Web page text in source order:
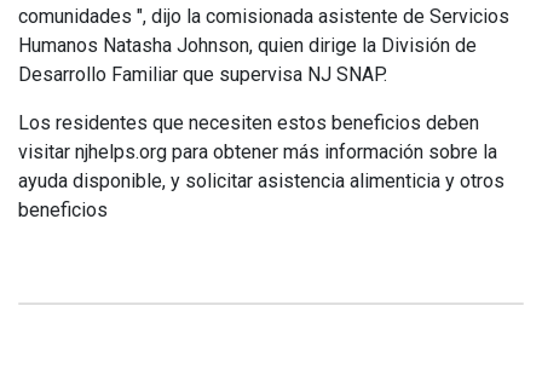
comunidades ", dijo la comisionada asistente de Servicios
Humanos Natasha Johnson, quien dirige la División de
Desarrollo Familiar que supervisa NJ SNAP.
Los residentes que necesiten estos beneficios deben
visitar njhelps.org para obtener más información sobre la
ayuda disponible, y solicitar asistencia alimenticia y otros
beneficios